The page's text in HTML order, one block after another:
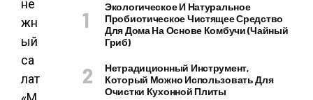
Экологическое И Натуральное
Пробиотическое Чистящее Средство
Для Дома На Основе Комбучи (чайный
Гриб)
Нетрадиционный Инструмент,
Который Можно Использовать Для
Очистки Кухонной Плиты